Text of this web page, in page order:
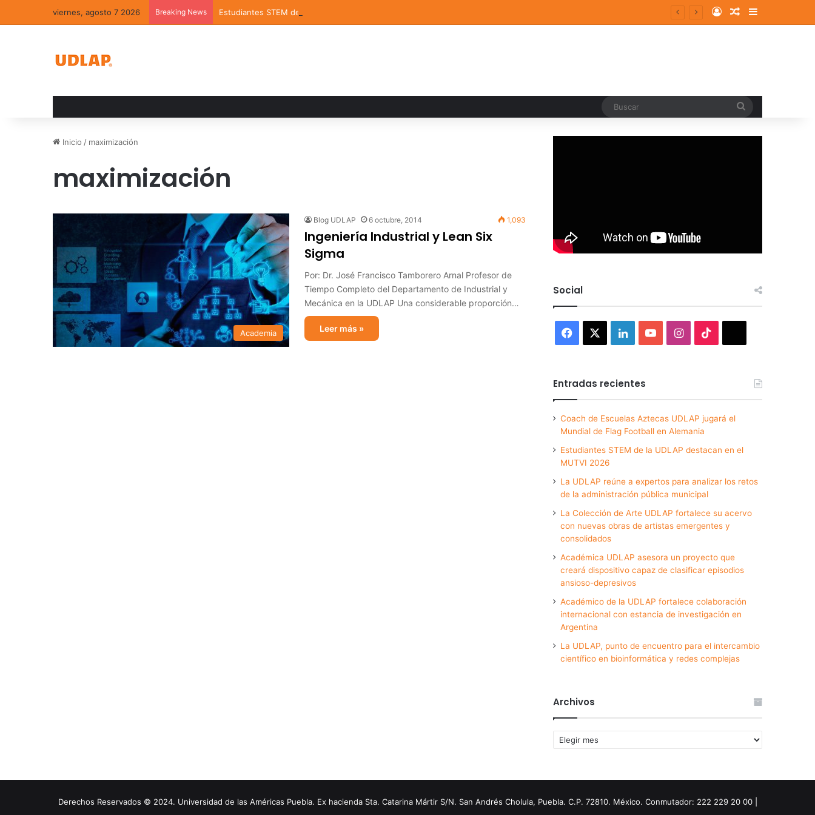
viernes, agosto 7 2026 Breaking News Estudiantes STEM de la UDLAP destacan en el MUTVI 2026 Log InRandom Article
Sidebar
Inicio / maximización
maximización
Academia
Blog UDLAP 6 octubre, 2014 1,093
Ingeniería Industrial y Lean Six
Sigma
Por: Dr. José Francisco Tamborero Arnal Profesor de
Tiempo Completo del Departamento de Industrial y
Mecánica en la UDLAP Una considerable proporción…
Leer más »
Social
Facebook LinkedInYouTubeInstagram
Entradas recientes
Coach de Escuelas Aztecas UDLAP jugará el
Mundial de Flag Football en Alemania
Estudiantes STEM de la UDLAP destacan en el
MUTVI 2026
La UDLAP reúne a expertos para analizar los retos
de la administración pública municipal
La Colección de Arte UDLAP fortalece su acervo
con nuevas obras de artistas emergentes y
consolidados
Académica UDLAP asesora un proyecto que
creará dispositivo capaz de clasificar episodios
ansioso-depresivos
Académico de la UDLAP fortalece colaboración
internacional con estancia de investigación en
Argentina
La UDLAP, punto de encuentro para el intercambio
científico en bioinformática y redes complejas
Archivos
Archivos
Derechos Reservados © 2024. Universidad de las Américas Puebla. Ex hacienda Sta. Catarina Mártir S/N. San Andrés Cholula, Puebla. C.P. 72810. México. Conmutador: 222 229 20 00 |